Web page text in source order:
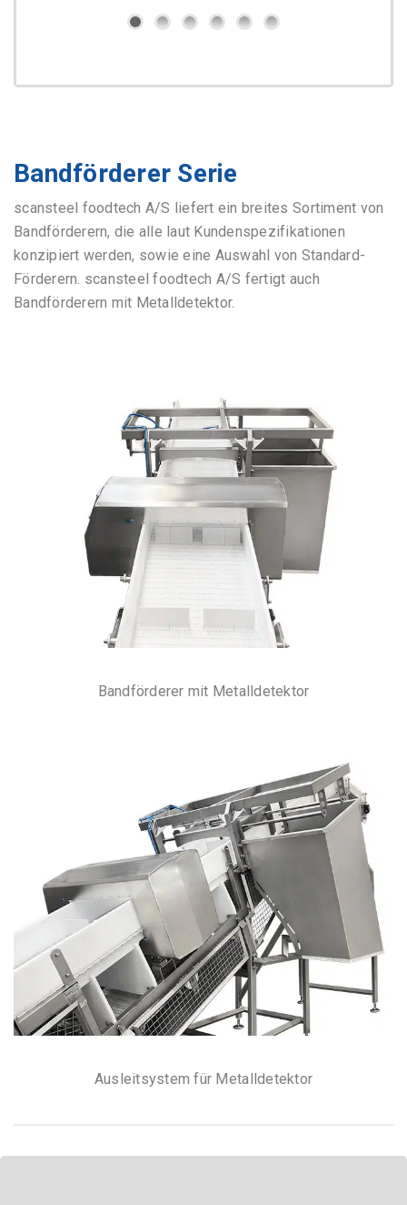
Bandförderer Serie
scansteel foodtech A/S liefert ein breites Sortiment von
Bandförderern, die alle laut Kundenspezifikationen
konzipiert werden, sowie eine Auswahl von Standard-
Förderern. scansteel foodtech A/S fertigt auch
Bandförderern mit Metalldetektor.
Bandförderer mit Metalldetektor
Ausleitsystem für Metalldetektor